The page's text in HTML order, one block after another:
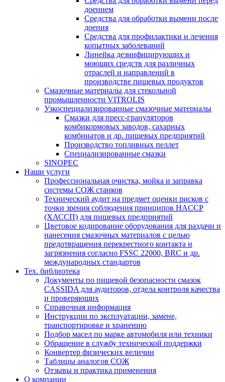
доением
Средства для обработки вымени после
доения
Средства для профилактики и лечения
копытных заболеваний
Линейка дезинфицирующих и
моющих средств для различных
отраслей и направлений в
производстве пищевых продуктов
Смазочные материалы для стекольной
промышленности VITROLIS
Узкоспециализированные смазочные материалы
Смазки для пресс-грануляторов
комбикормовых заводов, сахарных
комбинатов и др. пищевых предприятий
Производство топливных пеллет
Специализированные смазки
SINOPEC
Наши услуги
Профессиональная очистка, мойка и заправка
системы СОЖ станков
Технический аудит на предмет оценки рисков с
точки зрения соблюдения принципов HACCP
(ХАССП) для пищевых предприятий
Цветовое кодирование оборудования для раздачи и
нанесения смазочных материалов с целью
предотвращения перекрестного контакта и
загрязнения согласно FSSC 22000, BRC и др.
международных стандартов
Тех. библиотека
Документы по пищевой безопасности смазок
CASSIDA для аудиторов, отдела контроля качества
и проверяющих
Справочная информация
Инструкции по эксплуатации, замене,
транспортировке и хранению
Подбор масел по марке автомобиля или техники
Обращение в службу технической поддержки
Конвертер физических величин
Таблицы аналогов СОЖ
Отзывы и практика применения
О компании